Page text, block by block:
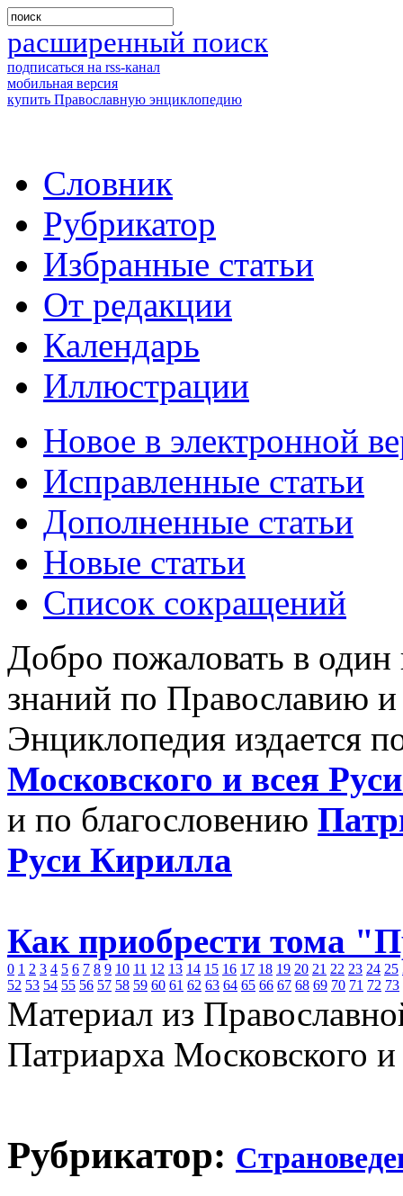
расширенный поиск
подписаться на rss-канал
мобильная версия
купить Православную энциклопедию
Словник
Рубрикатор
Избранные статьи
От редакции
Календарь
Иллюстрации
Новое в электронной
Исправленные статьи
Дополненные статьи
Новые статьи
Список сокращений
Добро пожаловать в
знаний по Православию
Энциклопедия издается
Московского и всея
и по благословению
Руси Кирилла
Как приобрести тома
0 1 2 3 4 5 6 7 8 9 10 11 12 13 14 15 16 17 18 19 20 21 22 23 24 25
52 53 54 55 56 57 58 59 60 61 62 63 64 65 66 67 68 69 70 71 72 73
Материал из
Патриарха Московского
Рубрикатор: